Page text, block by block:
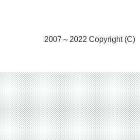
2007～2022 Copyright (C)